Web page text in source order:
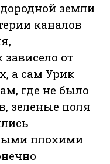
земли
каналов
от
а сам Урик
где не было
зеленые поля
плохими